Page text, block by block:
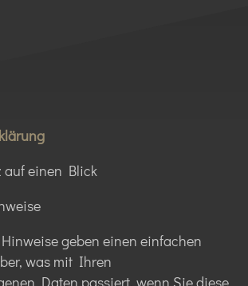
auf einen Blick
geben einen einfachen
was mit Ihren
Daten passiert, wenn Sie diese